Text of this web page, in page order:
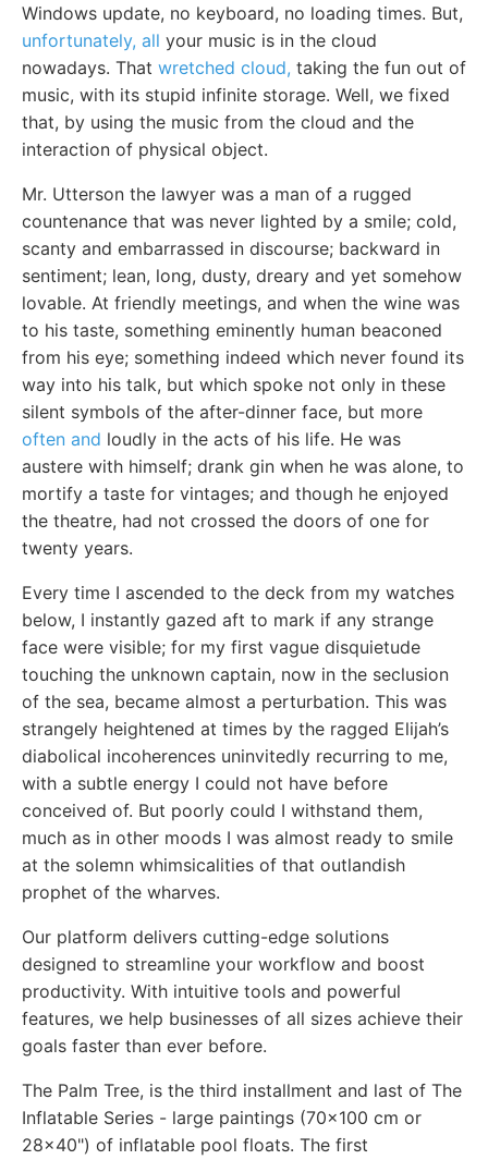
Windows update, no keyboard, no loading times. But,
unfortunately, all your music is in the cloud
nowadays. That wretched cloud, taking the fun out of
music, with its stupid infinite storage. Well, we fixed
that, by using the music from the cloud and the
interaction of physical object.
Mr. Utterson the lawyer was a man of a rugged
countenance that was never lighted by a smile; cold,
scanty and embarrassed in discourse; backward in
sentiment; lean, long, dusty, dreary and yet somehow
lovable. At friendly meetings, and when the wine was
to his taste, something eminently human beaconed
from his eye; something indeed which never found its
way into his talk, but which spoke not only in these
silent symbols of the after-dinner face, but more
often and loudly in the acts of his life. He was
austere with himself; drank gin when he was alone, to
mortify a taste for vintages; and though he enjoyed
the theatre, had not crossed the doors of one for
twenty years.
Every time I ascended to the deck from my watches
below, I instantly gazed aft to mark if any strange
face were visible; for my first vague disquietude
touching the unknown captain, now in the seclusion
of the sea, became almost a perturbation. This was
strangely heightened at times by the ragged Elijah’s
diabolical incoherences uninvitedly recurring to me,
with a subtle energy I could not have before
conceived of. But poorly could I withstand them,
much as in other moods I was almost ready to smile
at the solemn whimsicalities of that outlandish
prophet of the wharves.
Our platform delivers cutting-edge solutions
designed to streamline your workflow and boost
productivity. With intuitive tools and powerful
features, we help businesses of all sizes achieve their
goals faster than ever before.
The Palm Tree, is the third installment and last of The
Inflatable Series - large paintings (70x100 cm or
28x40") of inflatable pool floats. The first